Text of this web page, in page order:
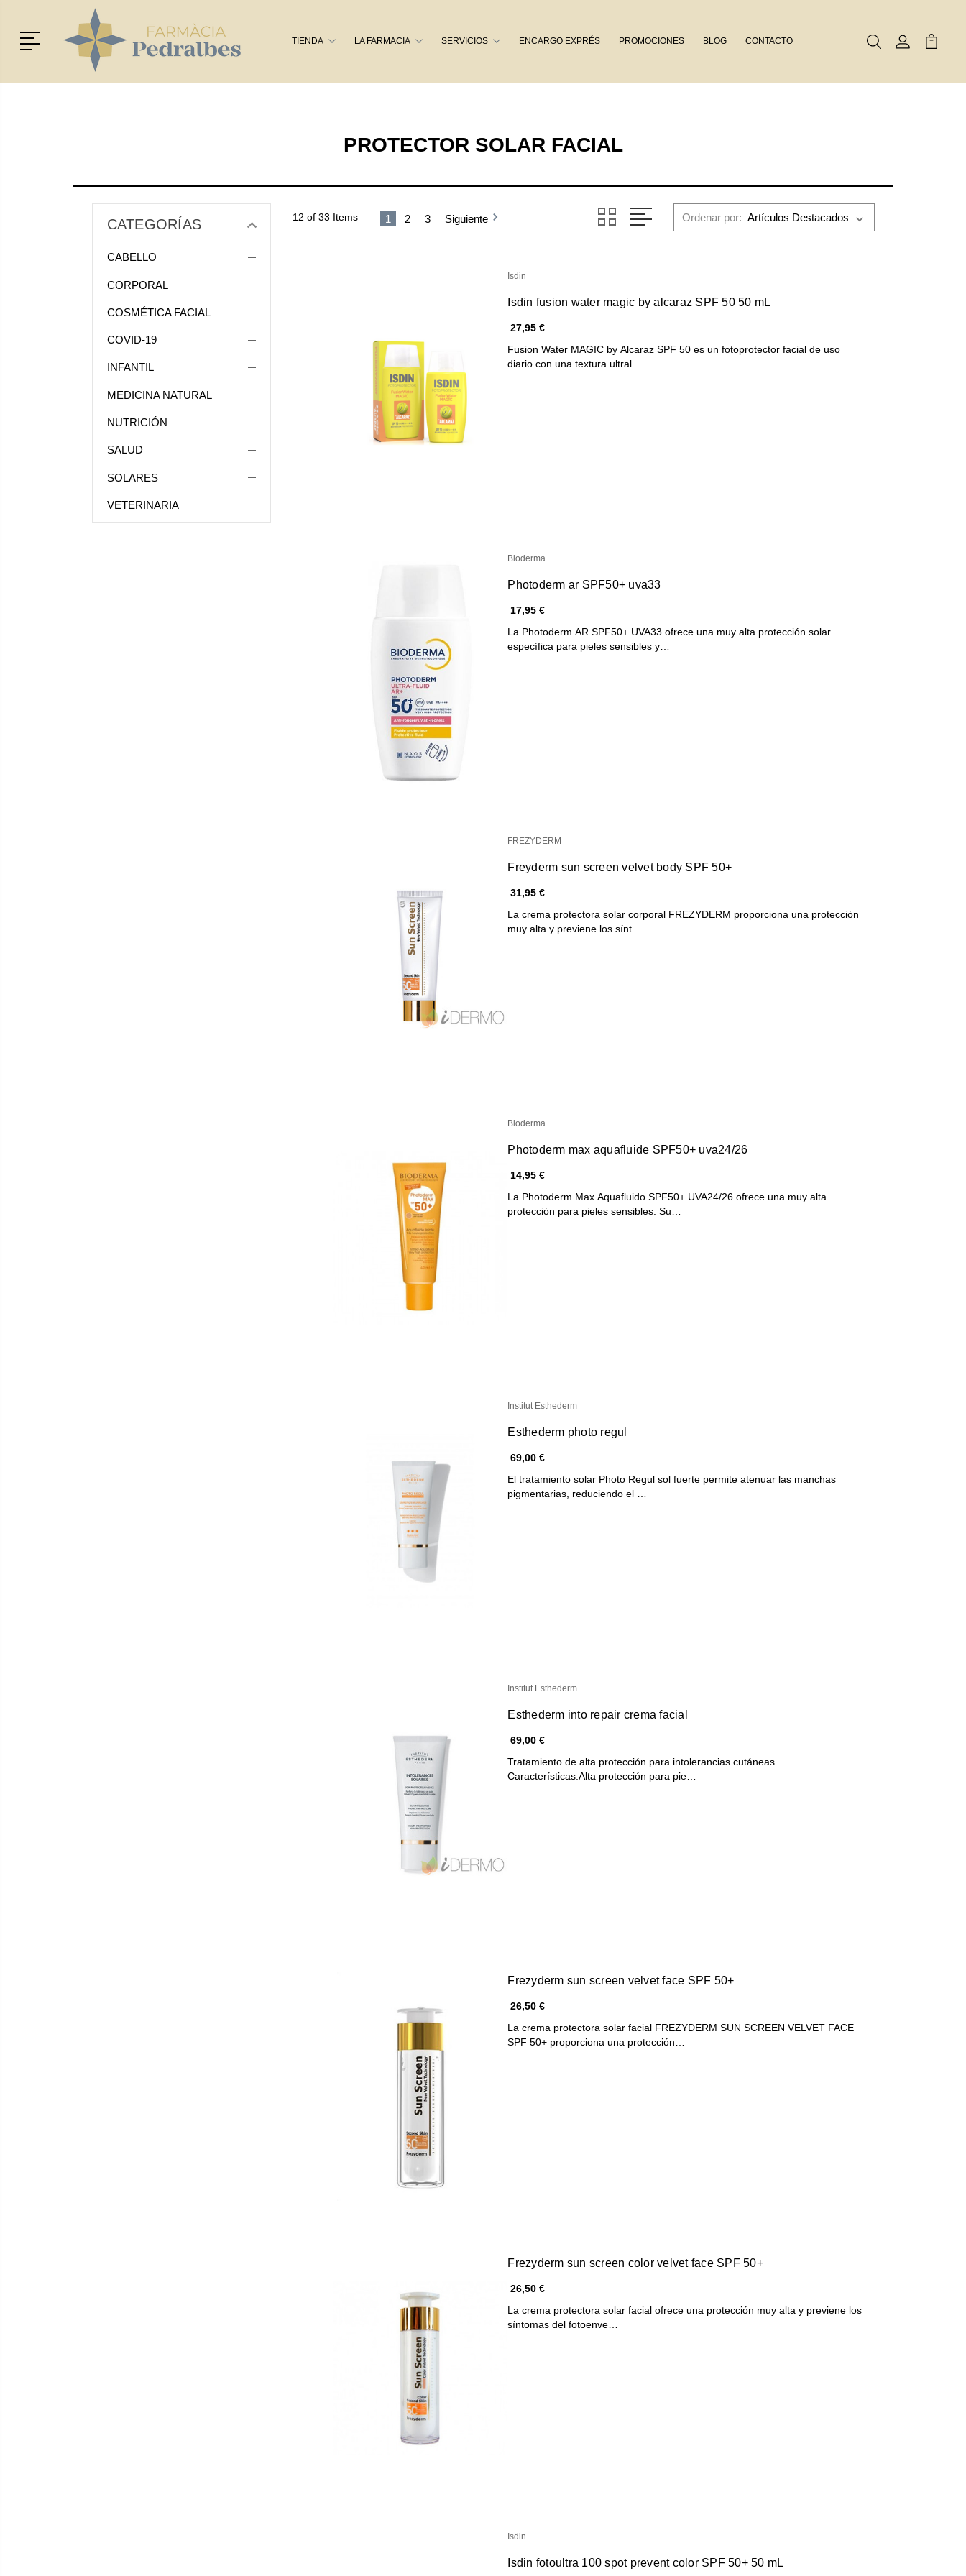
Menú TIENDA LA FARMACIA SERVICIOS ENCARGO EXPRÉS PROMOCIONES BLOG CONTACTO BuscarMi Cuenta
Mi
PROTECTOR SOLAR FACIAL
CATEGORÍAS
CABELLO
CORPORAL
COSMÉTICA FACIAL
COVID-19
INFANTIL
MEDICINA NATURAL
NUTRICIÓN
SALUD
SOLARES
VETERINARIA
12 of 33 Items 1 2 3 Siguiente Ordenar por:
Isdin
Isdin fusion water magic by alcaraz SPF 50 50 mL
27,95 €
Fusion Water MAGIC by Alcaraz SPF 50 es un fotoprotector facial de uso
diario con una textura ultral…
Bioderma
Photoderm ar SPF50+ uva33
17,95 €
La Photoderm AR SPF50+ UVA33 ofrece una muy alta protección solar
específica para pieles sensibles y…
FREZYDERM
Freyderm sun screen velvet body SPF 50+
31,95 €
La crema protectora solar corporal FREZYDERM proporciona una protección
muy alta y previene los sínt…
Bioderma
Photoderm max aquafluide SPF50+ uva24/26
14,95 €
La Photoderm Max Aquafluido SPF50+ UVA24/26 ofrece una muy alta
protección para pieles sensibles. Su…
Institut Esthederm
Esthederm photo regul
69,00 €
El tratamiento solar Photo Regul sol fuerte permite atenuar las manchas
pigmentarias, reduciendo el …
Institut Esthederm
Esthederm into repair crema facial
69,00 €
Tratamiento de alta protección para intolerancias cutáneas.
Características:Alta protección para pie…
Frezyderm sun screen velvet face SPF 50+
26,50 €
La crema protectora solar facial FREZYDERM SUN SCREEN VELVET FACE
SPF 50+ proporciona una protección…
Frezyderm sun screen color velvet face SPF 50+
26,50 €
La crema protectora solar facial ofrece una protección muy alta y previene los
síntomas del fotoenve…
Isdin
Isdin fotoultra 100 spot prevent color SPF 50+ 50 mL